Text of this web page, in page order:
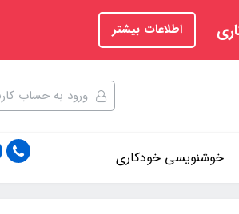
اطلاعات بیشتر
ورود به حساب
خوشنویسی خودکاری